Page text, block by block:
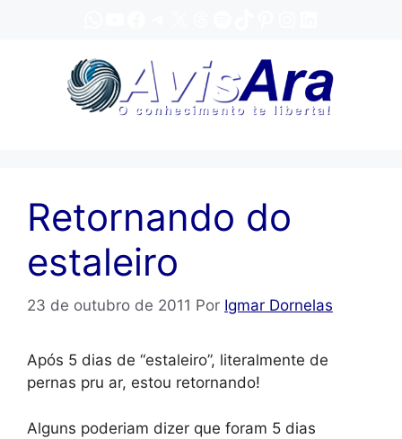
Retornando do
estaleiro
23 de outubro de 2011 Por Igmar Dornelas
Após 5 dias de “estaleiro”, literalmente de
pernas pru ar, estou retornando!
Alguns poderiam dizer que foram 5 dias